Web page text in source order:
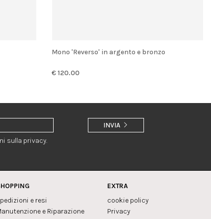
Mono 'Reverso' in argento e bronzo
€ 120.00
sulla privacy.
INVIA
e resi
e Riparazione
EXTRA
cookie policy
Privacy